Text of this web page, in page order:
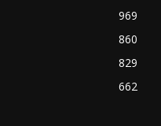
969
860
829
662